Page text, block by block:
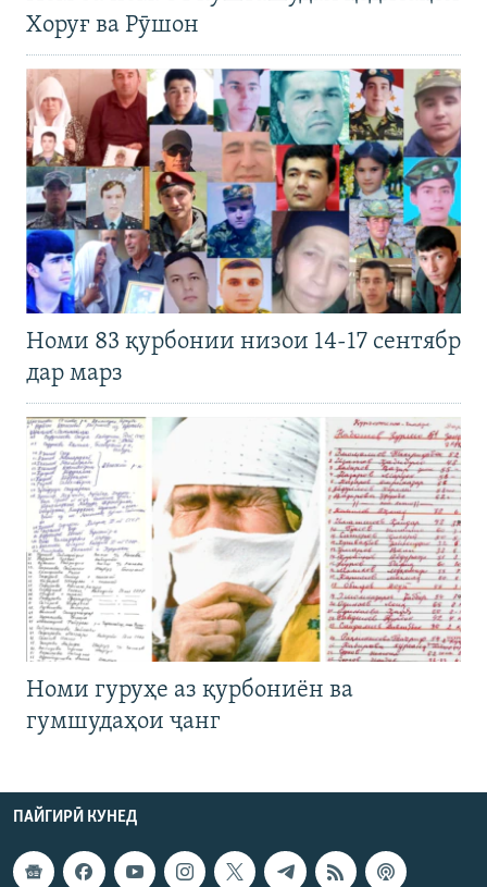
Хоруғ ва Рӯшон
Номи 83 қурбонии низои 14-17 сентябр
дар марз
Номи гуруҳе аз қурбониён ва
гумшудаҳои ҷанг
ПАЙГИРӢ КУНЕД